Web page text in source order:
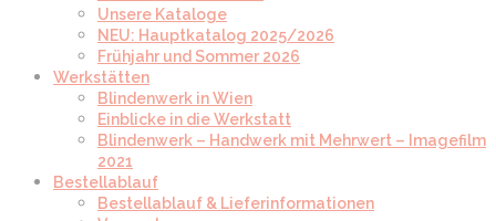
Unsere Kataloge
NEU: Hauptkatalog 2025/2026
Frühjahr und Sommer 2026
Werkstätten
Blindenwerk in Wien
Einblicke in die Werkstatt
Blindenwerk – Handwerk mit Mehrwert – Imagefilm
2021
Bestellablauf
Bestellablauf & Lieferinformationen